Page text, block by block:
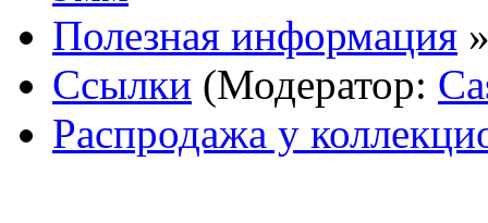
Полезная информация
Ссылки (Модератор:
Распродажа у